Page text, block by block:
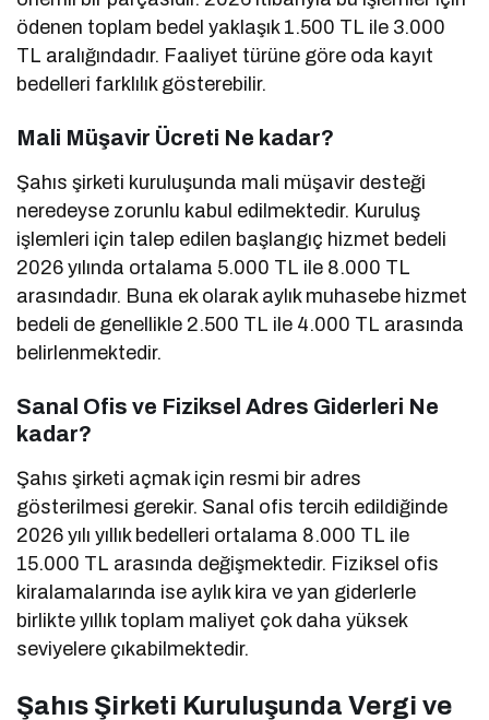
ödenen toplam bedel yaklaşık 1.500 TL ile 3.000
TL aralığındadır. Faaliyet türüne göre oda kayıt
bedelleri farklılık gösterebilir.
Mali Müşavir Ücreti Ne kadar?
Şahıs şirketi kuruluşunda mali müşavir desteği
neredeyse zorunlu kabul edilmektedir. Kuruluş
işlemleri için talep edilen başlangıç hizmet bedeli
2026 yılında ortalama 5.000 TL ile 8.000 TL
arasındadır. Buna ek olarak aylık muhasebe hizmet
bedeli de genellikle 2.500 TL ile 4.000 TL arasında
belirlenmektedir.
Sanal Ofis ve Fiziksel Adres Giderleri Ne
kadar?
Şahıs şirketi açmak için resmi bir adres
gösterilmesi gerekir. Sanal ofis tercih edildiğinde
2026 yılı yıllık bedelleri ortalama 8.000 TL ile
15.000 TL arasında değişmektedir. Fiziksel ofis
kiralamalarında ise aylık kira ve yan giderlerle
birlikte yıllık toplam maliyet çok daha yüksek
seviyelere çıkabilmektedir.
Şahıs Şirketi Kuruluşunda Vergi ve